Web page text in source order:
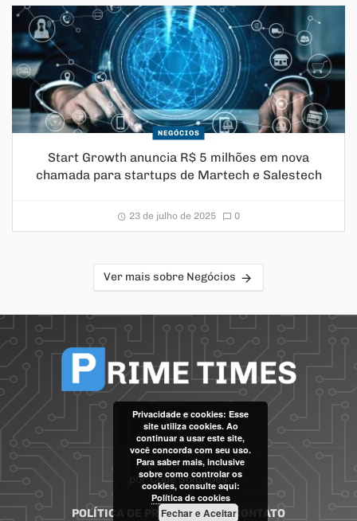
NEGÓCIOS
Start Growth anuncia R$ 5 milhões em nova
chamada para startups de Martech e Salestech
23 de julho de 2025 0
Ver mais sobre Negócios
porCode Soluções
POLÍTICA DE PRIVACIDADE CONTATO
Privacidade e cookies: Esse
site utiliza cookies. Ao
continuar a usar este site,
você concorda com seu uso.
Para saber mais, inclusive
sobre como controlar os
cookies, consulte aqui:
Política de cookies
Fechar e Aceitar